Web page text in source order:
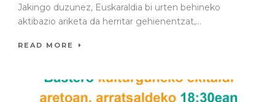
Jakingo duzunez, Euskaraldia bi urten behineko
aktibazio ariketa da herritar gehienentzat,...
READ MORE